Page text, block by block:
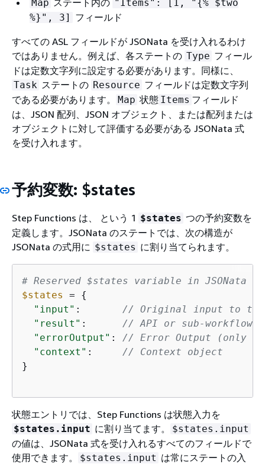
Map ステート内の "Items": [1, " {% $two
%}", 3]
フィールド
すべての ASL フィールドが JSONata を受け入れるわけ
ではありません。例えば、各ステートの Type フィール
ドは定数文字列に設定する必要があります。同様に、
Task ステートの Resource フィールドは定数文字列
である必要があります。
Map 状態 Items フィールド
は、JSON 配列、JSON オブジェクト、または配列または
オブジェクトに対して評価する必要がある JSONata 式
を受け入れます。
予約変数: $states
Step Functions は、 という 1 $states つの予約変数を
定義します。JSONata のステートでは、次の構造が
JSONata の式用に $states に割り当てられます。
# Reserved $states variable in JSONata
$states
= {
"input" : // Original input to
"result" : // API or sub-
"errorOutput" : // Error Output (only
"context" : // Context object
}
状態エントリでは、Step Functions は状態入力を
$states.input に割り当てます。 $states.input
の値は、JSONata 式を受け入れるすべてのフィールドで
使用できます。
$states.input は常にステートの入